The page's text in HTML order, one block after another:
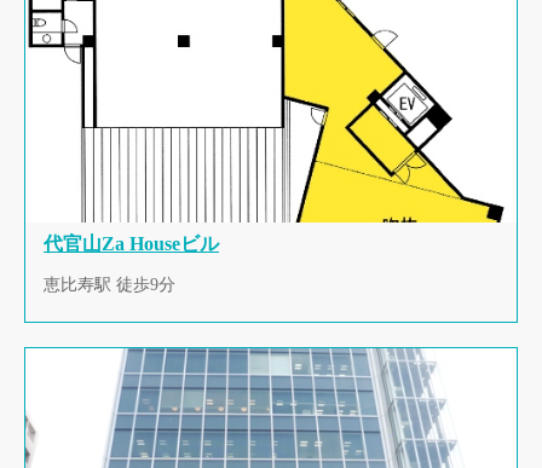
代官山Za Houseビル
恵比寿駅 徒歩9分